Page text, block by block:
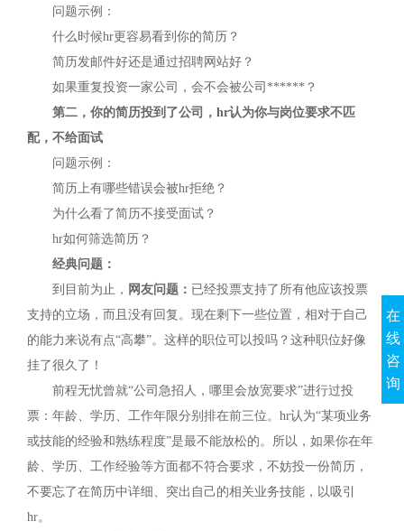
问题示例：
什么时候hr更容易看到你的简历？
简历发邮件好还是通过招聘网站好？
如果重复投资一家公司，会不会被公司******？
第二，你的简历投到了公司，hr认为你与岗位要求不匹
配，不给面试
问题示例：
简历上有哪些错误会被hr拒绝？
为什么看了简历不接受面试？
hr如何筛选简历？
经典问题：
到目前为止， 网友问题： 已经投票支持了所有他应该投票
支持的立场，而且没有回复。现在剩下一些位置，相对于自己
的能力来说有点“高攀”。这样的职位可以投吗？这种职位好像
挂了很久了！
前程无忧曾就“公司急招人，哪里会放宽要求”进行过投
票：年龄、学历、工作年限分别排在前三位。hr认为“某项业务
或技能的经验和熟练程度”是最不能放松的。所以，如果你在年
龄、学历、工作经验等方面都不符合要求，不妨投一份简历，
不要忘了在简历中详细、突出自己的相关业务技能，以吸引
hr。
在
线
咨
询